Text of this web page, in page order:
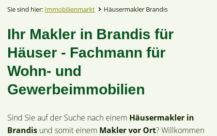
Sie sind hier: Immobilienmarkt Häusermakler Brandis
Ihr Makler in Brandis für
Häuser - Fachmann für
Wohn- und
Gewerbeimmobilien
Sind Sie auf der Suche nach einem Häusermakler in
Brandis und somit einem Makler vor Ort? Willkommen